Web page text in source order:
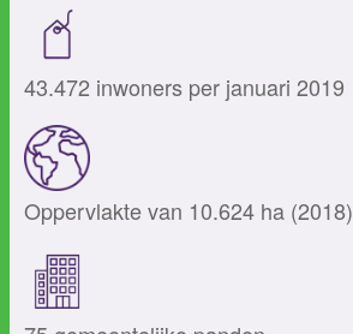
43.472 inwoners per januari 2019
Oppervlakte van 10.624 ha (2018)